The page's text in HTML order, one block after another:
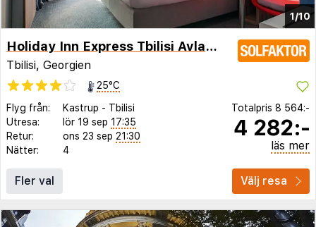
1/10
Holiday Inn Express Tbilisi Avlabari
Tbilisi, Georgien
25°C
Flyg från:
Kastrup - Tbilisi
Utresa:
lör 19 sep 17:35
Retur:
ons 23 sep 21:30
Nätter:
4
Totalpris 8 564:-
4 282:-
läs mer
Fler val Välj resa